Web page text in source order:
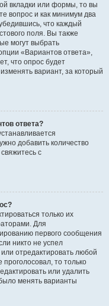
вкладки или формы, то вы
вопрос и как минимум два
что каждый
поля. Вы также
могут выбрать
«Вариантов ответа»,
что опрос будет
вариант, за который
ответа?
добавить количество
с
только их
Для
первого сообщения
никто не успел
отредактировать любой
то только
или удалить
менять варианты